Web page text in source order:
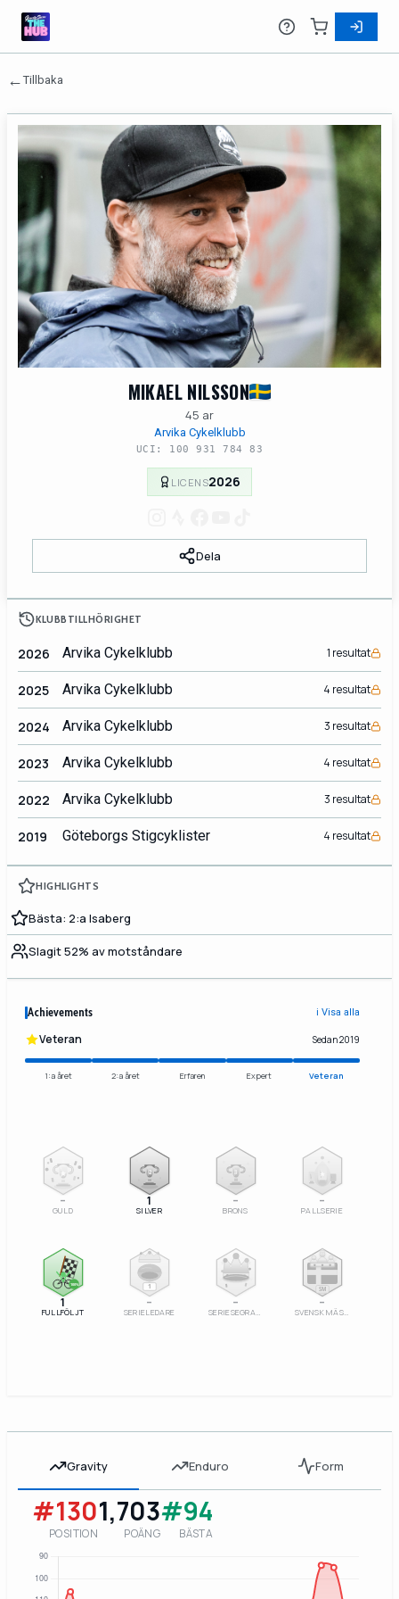
←Tillbaka
Gravity Enduro Form
#130
POSITION
1,703
POÄNG
#94
BÄSTA
MIKAEL NILSSON
45 ar
Arvika Cykelklubb
UCI: 100 931 784 83
LICENS2026
Dela
KLUBBTILLHÖRIGHET
2026 Arvika Cykelklubb 1 resultat
2025 Arvika Cykelklubb 4 resultat
2024 Arvika Cykelklubb 3 resultat
2023 Arvika Cykelklubb 4 resultat
2022 Arvika Cykelklubb 3 resultat
2019 Göteborgs Stigcyklister 4 resultat
HIGHLIGHTS
Bästa: 2:a Isaberg
Slagit 52% av motståndare
Achievements ℹ️ Visa alla
Veteran Sedan 2019
1:a året 2:a året Erfaren Expert Veteran
–
GULD
2
1
SILVER
3
–
BRONS
–
PALLSERIE
100%
1
FULLFÖLJT
1
–
SERIELEDARE
–
SERIESEGRARE
SM
–
SVENSK MÄSTARE